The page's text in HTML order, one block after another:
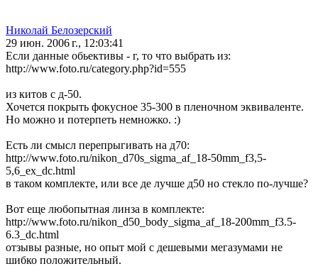
Николай Белозерский
29 июн. 2006 г., 12:03:41
Если данные обьективы - г, то что выбрать из:
http://www.foto.ru/category.php?id=555
из китов с д-50.
Хочется покрыть фокусное 35-300 в пленочном эквиваленте.
Но можно и потерпеть немножко. :)
Есть ли смысл перепрыгивать на д70:
http://www.foto.ru/nikon_d70s_sigma_af_18-50mm_f3,5-
5,6_ex_dc.html
в таком комплекте, или все де лучше д50 но стекло по-лучше?
Вот еще любопытная линза в комплекте:
http://www.foto.ru/nikon_d50_body_sigma_af_18-200mm_f3.5-
6.3_dc.html
отзывы разные, но опыт мой с дешевыми мегазумами не
шибко положительный.